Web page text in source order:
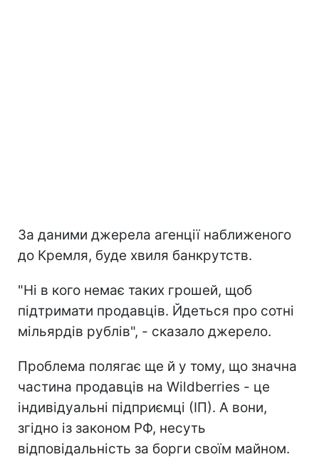
За даними джерела агенції наближеного
до Кремля, буде хвиля банкрутств.
"Ні в кого немає таких грошей, щоб
підтримати продавців. Йдеться про сотні
мільярдів рублів", - сказало джерело.
Проблема полягає ще й у тому, що значна
частина продавців на Wildberries - це
індивідуальні підприємці (ІП). А вони,
згідно із законом РФ, несуть
відповідальність за борги своїм майном.